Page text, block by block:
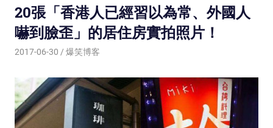
20張「香港人已經習以為常、外國人
嚇到臉歪」的居住房實拍照片！
2017-06-30 爆笑博客